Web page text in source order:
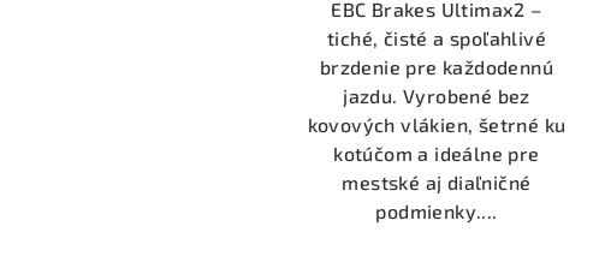
EBC Brakes Ultimax2 –
tiché, čisté a spoľahlivé
brzdenie pre každodennú
jazdu. Vyrobené bez
kovových vlákien, šetrné ku
kotúčom a ideálne pre
mestské aj diaľničné
podmienky....